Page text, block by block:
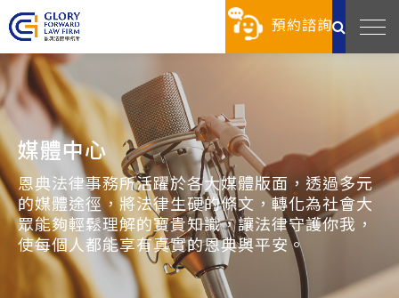
預約諮詢
媒體中心
恩典法律事務所活躍於各大媒體版面，透過多元
的媒體途徑，將法律生硬的條文，轉化為社會大
眾能夠輕鬆理解的寶貴知識，讓法律守護你我，
使每個人都能享有真實的恩典與平安。